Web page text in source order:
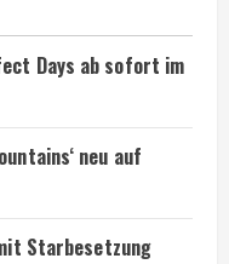
Days ab sofort im
neu auf
Starbesetzung